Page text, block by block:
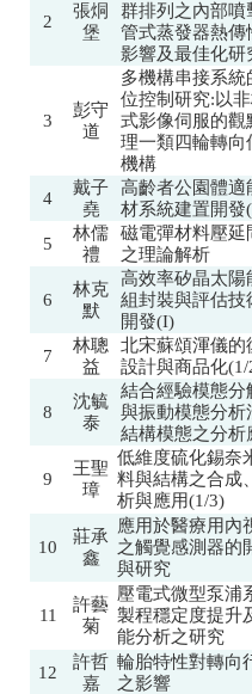
2
張烔
堡
群排列之內部噴
管式蒸發器熱傳
影響及最佳化研
3
彭守
道
多機構串接系統
位控制研究:以
式影像伺服的觀
理一類四輪轉向
機構
4
戴子
堯
高齡者公園體適
材系統建置開發
5
林儒
禮
磁電彈材料壓延
之理論解析
6
林克
默
高效率矽晶太陽
組封裝與評估技
開發(I)
7
林聰
益
北宋蘇頌渾儀的
設計與商品化(1/
8
沈毓
泰
結合經驗模態分
與振動模態分析
結構模態之分析
9
王聖
璋
低維度硫化錫奈
料與結構之合成
析與應用(1/3)
10
莊承
鑫
應用於醫療用內
之觸覺感測器的
與研究
11
許藝
菊
壓電式微型泵浦
製程穩定度提升
能分析之研究
12
許哲
嘉
輪胎特性對轉向
之影響